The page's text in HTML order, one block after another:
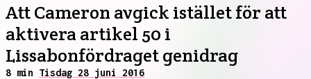
Att Cameron avgick istället för att
aktivera artikel 50 i
Lissabonfördraget genidrag
8 min Tisdag 28 juni 2016